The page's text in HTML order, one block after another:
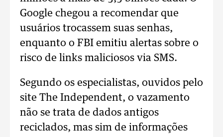
Google chegou a recomendar que
usuários trocassem suas senhas,
enquanto o FBI emitiu alertas sobre o
risco de links maliciosos via SMS.
Segundo os especialistas, ouvidos pelo
site The Independent, o vazamento
não se trata de dados antigos
reciclados, mas sim de informações